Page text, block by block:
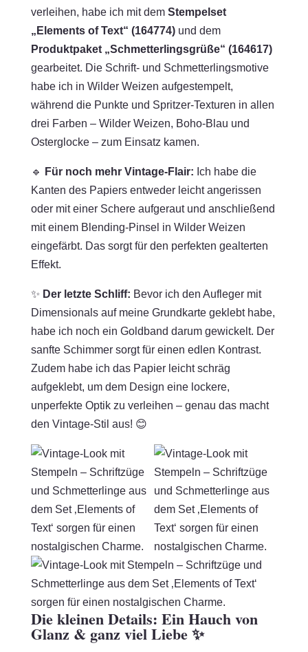
verleihen, habe ich mit dem Stempelset
„Elements of Text“ (164774)und dem
Produktpaket „Schmetterlingsgrüße“ (164617)
gearbeitet. Die Schrift- und Schmetterlingsmotive
habe ich in Wilder Weizen aufgestempelt,
während die Punkte und Spritzer-Texturen in allen
drei Farben – Wilder Weizen, Boho-Blau und
Osterglocke – zum Einsatz kamen.
🔹 Für noch mehr Vintage-Flair: Ich habe die
Kanten des Papiers entweder leicht angerissen
oder mit einer Schere aufgeraut und anschließend
mit einem Blending-Pinsel in Wilder Weizen
eingefärbt. Das sorgt für den perfekten gealterten
Effekt.
✨ Der letzte Schliff: Bevor ich den Aufleger mit
Dimensionals auf meine Grundkarte geklebt habe,
habe ich noch ein Goldband darum gewickelt. Der
sanfte Schimmer sorgt für einen edlen Kontrast.
Zudem habe ich das Papier leicht schräg
aufgeklebt, um dem Design eine lockere,
unperfekte Optik zu verleihen – genau das macht
den Vintage-Stil aus! 😊
Die kleinen Details: Ein Hauch von
Glanz & ganz viel Liebe ✨